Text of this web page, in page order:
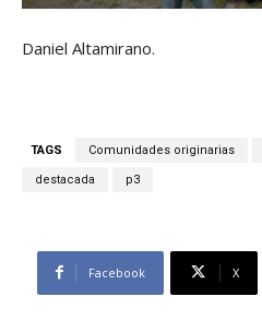
Daniel Altamirano.
TAGS Comunidades originarias
destacada p3
Facebook X